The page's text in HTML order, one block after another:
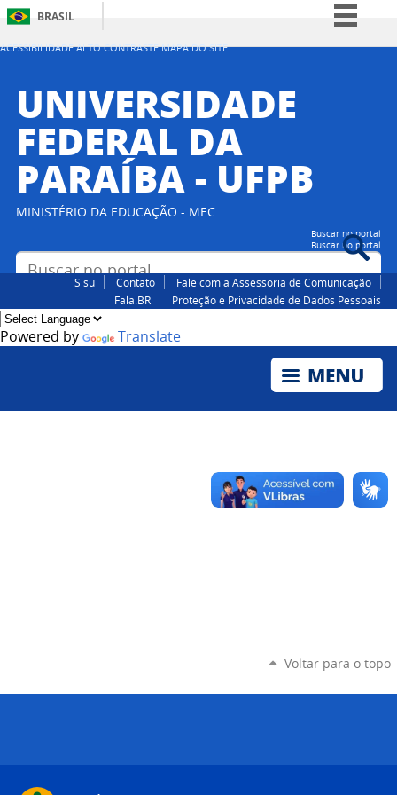
ACESSIBILIDADE ALTO CONTRASTE MAPA DO SITE
BRASIL
Simplifique!
Participe
Acesso à informação
Canais
UNIVERSIDADE
FEDERAL DA
PARAÍBA - UFPB
MINISTÉRIO DA EDUCAÇÃO - MEC
Buscar no portal
Buscar no portal
Sisu Contato
Fale com a Assessoria de Comunicação
Fala.BR
Proteção e Privacidade de Dados Pessoais
Powered by Translate
Voltar para o topo